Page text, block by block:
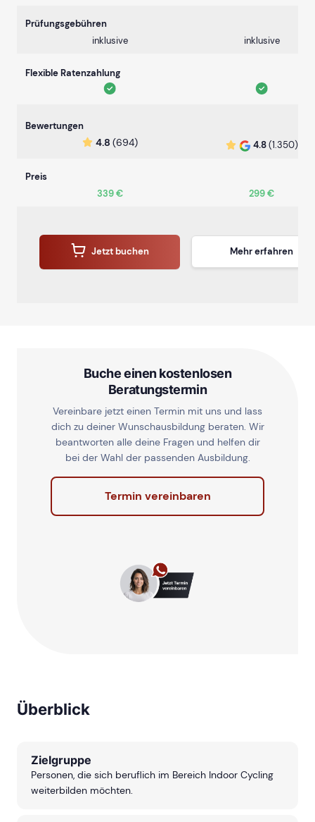
Prüfungsgebühren
inklusive
inklusive
Flexible Ratenzahlung
Bewertungen
4.8 (694) 4.8(1.350)
Preis
339 €
299 €
Jetzt buchen Mehr erfahren
Buche einen kostenlosen
Beratungstermin
Vereinbare jetzt einen Termin mit uns und lass
dich zu deiner Wunschausbildung beraten. Wir
beantworten alle deine Fragen und helfen dir
bei der Wahl der passenden Ausbildung.
Termin vereinbaren
Überblick
Zielgruppe
Personen, die sich beruflich im Bereich Indoor Cycling
weiterbilden möchten.